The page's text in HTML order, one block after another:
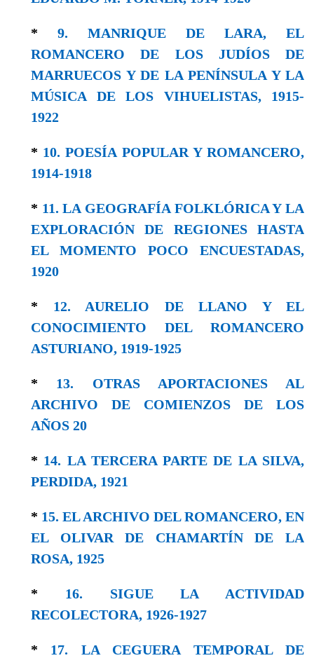
* 9. MANRIQUE DE LARA, EL
ROMANCERO DE LOS JUDÍOS DE
MARRUECOS Y DE LA PENÍNSULA Y LA
MÚSICA DE LOS VIHUELISTAS, 1915-
1922
* 10. POESÍA POPULAR Y ROMANCERO,
1914-1918
* 11. LA GEOGRAFÍA FOLKLÓRICA Y LA
EXPLORACIÓN DE REGIONES HASTA
EL MOMENTO POCO ENCUESTADAS,
1920
* 12. AURELIO DE LLANO Y EL
CONOCIMIENTO DEL ROMANCERO
ASTURIANO, 1919-1925
* 13. OTRAS APORTACIONES AL
ARCHIVO DE COMIENZOS DE LOS
AÑOS 20
* 14. LA TERCERA PARTE DE LA SILVA,
PERDIDA, 1921
* 15. EL ARCHIVO DEL ROMANCERO, EN
EL OLIVAR DE CHAMARTÍN DE LA
ROSA, 1925
* 16. SIGUE LA ACTIVIDAD
RECOLECTORA, 1926-1927
* 17. LA CEGUERA TEMPORAL DE